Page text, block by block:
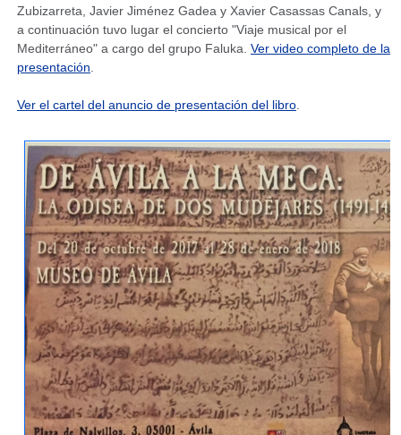
Zubizarreta, Javier Jiménez Gadea y Xavier Casassas Canals, y
a continuación tuvo lugar el concierto "Viaje musical por el
Mediterráneo" a cargo del grupo Faluka. Ver video completo de la
presentación
Ver el cartel del anuncio de presentación del libro